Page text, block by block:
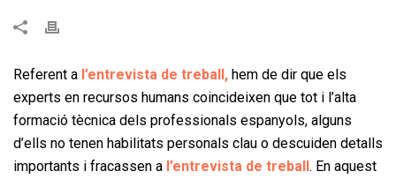
Referent a l’entrevista de treball, hem de dir que els
experts en recursos humans coincideixen que tot i l’alta
formació tècnica dels professionals espanyols, alguns
d’ells no tenen habilitats personals clau o descuiden detalls
importants i fracassen a l’entrevista de treball. En aquest